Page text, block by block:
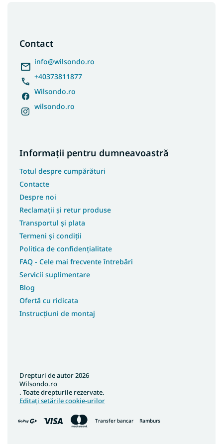
Contact
info@wilsondo.ro
+40373811877
Wilsondo.ro
wilsondo.ro
Informații pentru dumneavoastră
Totul despre cumpărături
Contacte
Despre noi
Reclamații și retur produse
Transportul și plata
Termeni și condiții
Politica de confidențialitate
FAQ - Cele mai frecvente întrebări
Servicii suplimentare
Blog
Ofertă cu ridicata
Instrucțiuni de montaj
Transfer bancar Ramburs
Drepturi de autor 2026
Wilsondo.ro
. Toate drepturile rezervate.
Editați setările cookie-urilor